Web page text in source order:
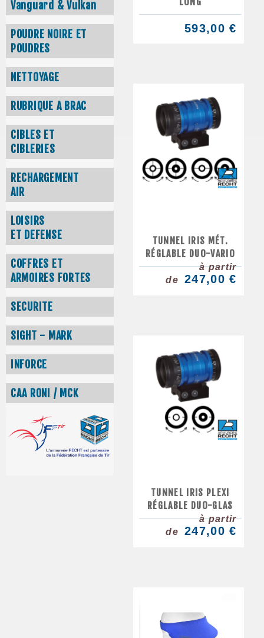
Vanguard & Vulkan
POUDRE NOIRE ET
POUDRES
NETTOYAGE
RUBRIQUE A BRAC
CIBLES ET
CIBLERIES
RECHARGEMENT
AIR
LOISIRS
ET DEFENSE
COFFRES ET
ARMOIRES FORTES
SECURITE
SIGHT - MARK
INFORCE
CAA RONI / MCK
593,00 €
TUNNEL IRIS MÉT.
RÉGLABLE DUO-VARIO
à partir
de
247,00 €
TUNNEL IRIS PLEXI
RÉGLABLE DUO-GLAS
à partir
de
247,00 €